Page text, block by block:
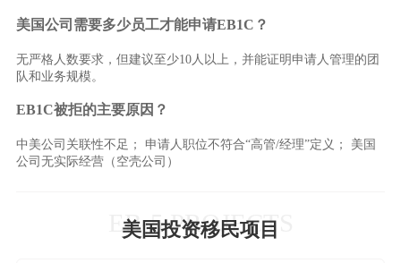
美国公司需要多少员工才能申请EB1C？
无严格人数要求，但建议至少10人以上，并能证明申请人管理的团
队和业务规模。
EB1C被拒的主要原因？
中美公司关联性不足； 申请人职位不符合“高管/经理”定义； 美国
公司无实际经营（空壳公司）
EB-5 PROJECTS
美国投资移民项目